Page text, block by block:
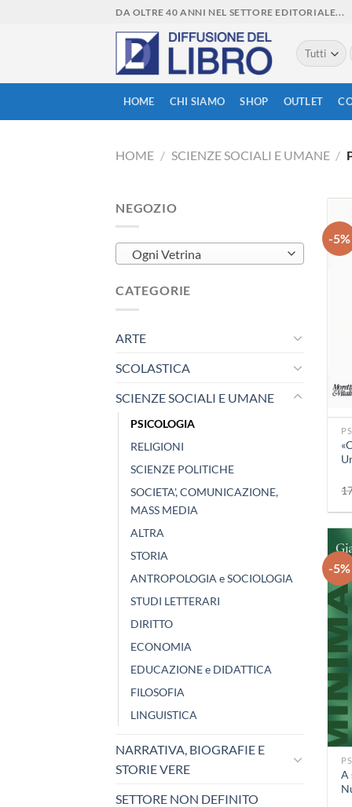
DA OLTRE 40 ANNI NEL SETTORE EDITORIALE...
HOME CHI SIAMO SHOP OUTLET
HOME / SCIENZE SOCIALI E UMANE /
NEGOZIO
Ogni Vetrina
CATEGORIE
ARTE
SCOLASTICA
SCIENZE SOCIALI E UMANE
PSICOLOGIA
RELIGIONI
SCIENZE POLITICHE
SOCIETA', COMUNICAZIONE,
MASS MEDIA
ALTRA
STORIA
ANTROPOLOGIA e SOCIOLOGIA
STUDI LETTERARI
DIRITTO
ECONOMIA
EDUCAZIONE e DIDATTICA
FILOSOFIA
LINGUISTICA
NARRATIVA, BIOGRAFIE E
STORIE VERE
SETTORE NON DEFINITO
-5%
-5%
+
A